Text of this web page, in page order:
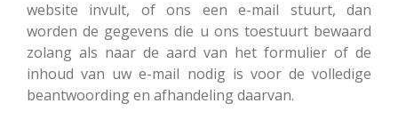
website invult, of ons een e-mail stuurt, dan
worden de gegevens die u ons toestuurt bewaard
zolang als naar de aard van het formulier of de
inhoud van uw e-mail nodig is voor de volledige
beantwoording en afhandeling daarvan.